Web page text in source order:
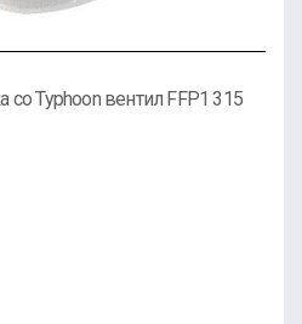
со Typhoon вентил FFP1 315